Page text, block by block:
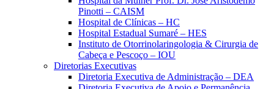
Pinotti – CAISM
Hospital de Clínicas – HC
Hospital Estadual Sumaré – HES
Instituto de Otorrinolaringologia & Cirurgia de
Cabeça e Pescoço – IOU
Diretorias Executivas
Diretoria Executiva de Administração – DEA